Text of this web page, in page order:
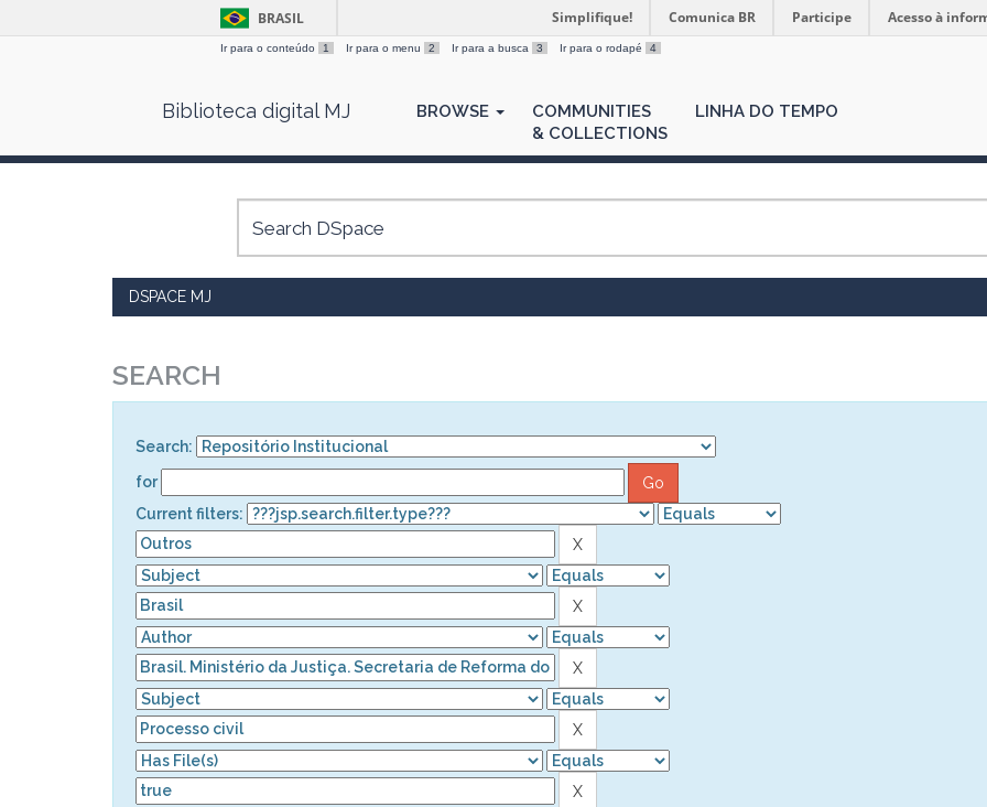
BRASIL Simplifique! Comunica BR Participe Acesso à
Ir para o conteúdo 1 Ir para o menu 2 Ir para a busca 3 Ir para o rodapé 4
Biblioteca digital MJ BROWSE
COMMUNITIES
& COLLECTIONS
LINHA DO TEMPO
DSPACE MJ
SEARCH
Search:
for
Current filters: